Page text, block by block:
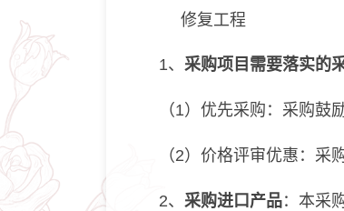
修复工程
1、 采购项目需要落实的
（1）优先采购：采购鼓
（2）价格评审优惠：采
2、 采购进口产品：本采